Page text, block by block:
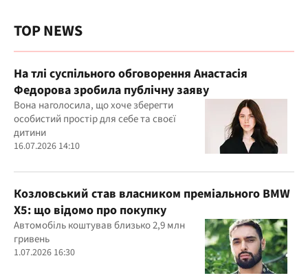
TOP NEWS
На тлі суспільного обговорення Анастасія
Федорова зробила публічну заяву
Вона наголосила, що хоче зберегти
особистий простір для себе та своєї
дитини
16.07.2026 14:10
Козловський став власником преміального BMW
X5: що відомо про покупку
Автомобіль коштував близько 2,9 млн
гривень
1.07.2026 16:30